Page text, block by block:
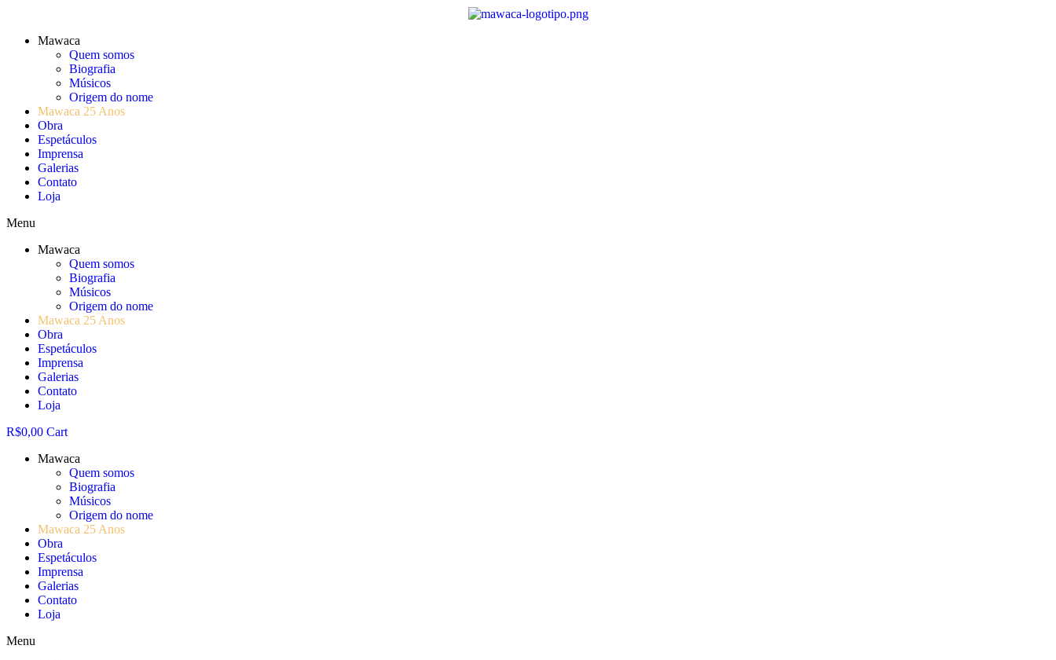
contentMawaca
Quem somos
Biografia
Músicos
Origem do nome
Mawaca 25 Anos
Obra
Espetáculos
Imprensa
Galerias
Contato
Loja
Menu
Mawaca
Quem somos
Biografia
Músicos
Origem do nome
Mawaca 25 Anos
Obra
Espetáculos
Imprensa
Galerias
Contato
Loja
R$0,00 Cart
Mawaca
Quem somos
Biografia
Músicos
Origem do nome
Mawaca 25 Anos
Obra
Espetáculos
Imprensa
Galerias
Contato
Loja
Menu